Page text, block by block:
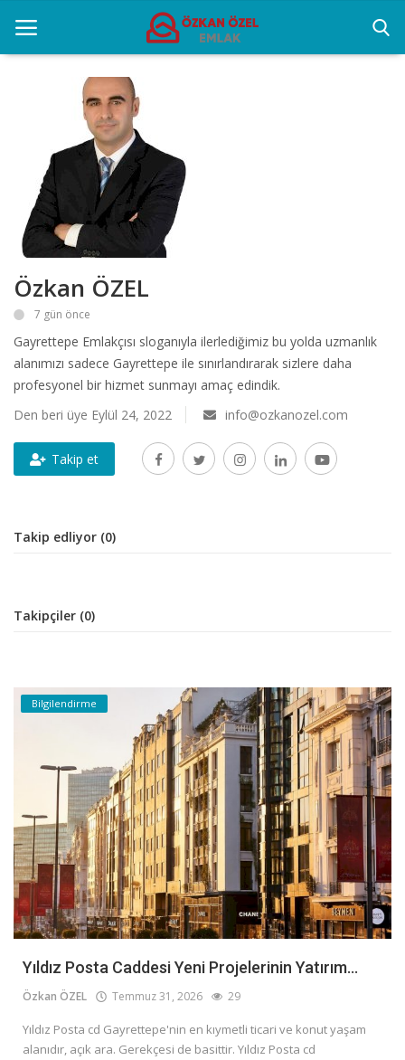
Genel
Popüler Yerler
Gayrettepe Projeler
Galeri
İletişim
Türkçe
Özkan ÖZEL
7 gün önce
Gayrettepe Emlakçısı sloganıyla ilerlediğimiz bu yolda uzmanlık
alanımızı sadece Gayrettepe ile sınırlandırarak sizlere daha
profesyonel bir hizmet sunmayı amaç edindik.
Den beri üye Eylül 24, 2022
info@ozkanozel.com
Takip et
Takip edliyor (0)
Takipçiler (0)
Bilgilendirme
Yıldız Posta Caddesi Yeni Projelerinin Yatırım...
Özkan ÖZEL Temmuz 31, 2026 29
Yıldız Posta cd Gayrettepe'nin en kıymetli ticari ve konut yaşam
alanıdır, açık ara. Gerekçesi de basittir. Yıldız Posta cd